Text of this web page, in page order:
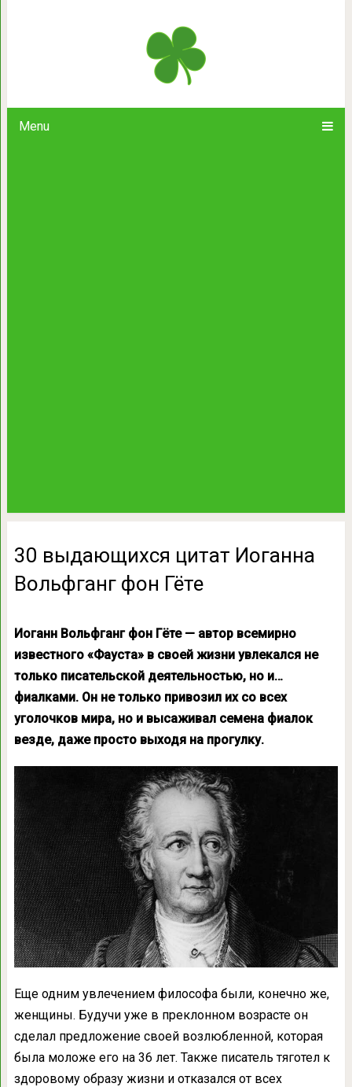
Menu
30 выдающихся цитат
30 выдающихся цитат Иоганна
Вольфганг фон Гёте
Иоганн Вольфганг фон Гёте — автор всемирно
известного «Фауста» в своей жизни увлекался не
только писательской деятельностью, но и…
фиалками. Он не только привозил их со всех
уголочков мира, но и высаживал семена фиалок
везде, даже просто выходя на прогулку.
Еще одним увлечением философа были, конечно же,
женщины. Будучи уже в преклонном возрасте он
сделал предложение своей возлюбленной, которая
была моложе его на 36 лет. Также писатель тяготел к
здоровому образу жизни и отказался от всех